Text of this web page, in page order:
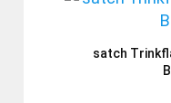
satch